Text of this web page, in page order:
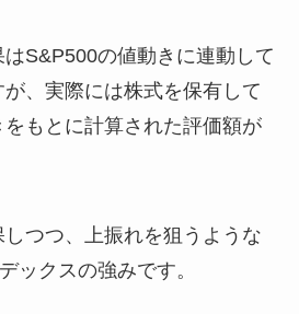
S&P500の値動きに連動して
、実際には株式を保有して
もとに計算された評価額が
つつ、上振れを狙うような
ックスの強みです。